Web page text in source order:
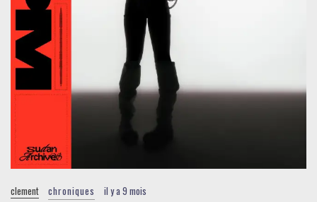
clement chroniques il y a 9 mois